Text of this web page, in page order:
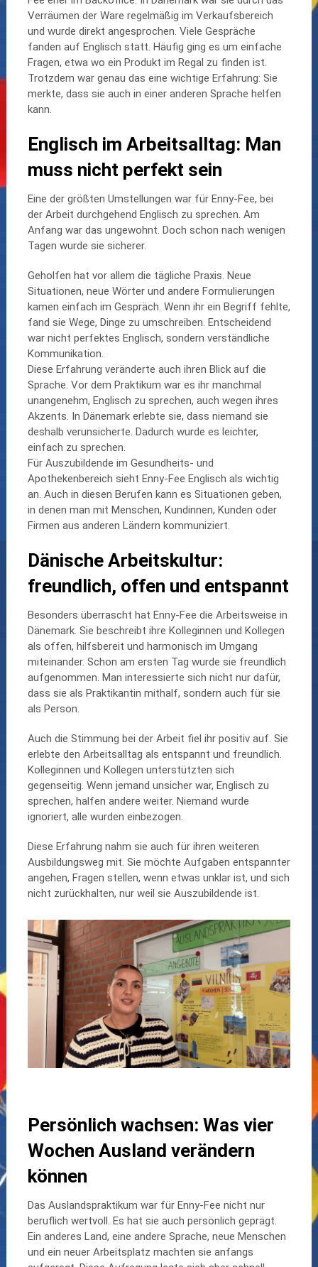
Verräumen der Ware regelmäßig im Verkaufsbereich
und wurde direkt angesprochen. Viele Gespräche
fanden auf Englisch statt. Häufig ging es um einfache
Fragen, etwa wo ein Produkt im Regal zu finden ist.
Trotzdem war genau das eine wichtige Erfahrung: Sie
merkte, dass sie auch in einer anderen Sprache helfen
kann.
Englisch im Arbeitsalltag: Man
muss nicht perfekt sein
Eine der größten Umstellungen war für Enny-Fee, bei
der Arbeit durchgehend Englisch zu sprechen. Am
Anfang war das ungewohnt. Doch schon nach wenigen
Tagen wurde sie sicherer.
Geholfen hat vor allem die tägliche Praxis. Neue
Situationen, neue Wörter und andere Formulierungen
kamen einfach im Gespräch. Wenn ihr ein Begriff fehlte,
fand sie Wege, Dinge zu umschreiben. Entscheidend
war nicht perfektes Englisch, sondern verständliche
Kommunikation.
Diese Erfahrung veränderte auch ihren Blick auf die
Sprache. Vor dem Praktikum war es ihr manchmal
unangenehm, Englisch zu sprechen, auch wegen ihres
Akzents. In Dänemark erlebte sie, dass niemand sie
deshalb verunsicherte. Dadurch wurde es leichter,
einfach zu sprechen.
Für Auszubildende im Gesundheits- und
Apothekenbereich sieht Enny-Fee Englisch als wichtig
an. Auch in diesen Berufen kann es Situationen geben,
in denen man mit Menschen, Kundinnen, Kunden oder
Firmen aus anderen Ländern kommuniziert.
Dänische Arbeitskultur:
freundlich, offen und entspannt
Besonders überrascht hat Enny-Fee die Arbeitsweise in
Dänemark. Sie beschreibt ihre Kolleginnen und Kollegen
als offen, hilfsbereit und harmonisch im Umgang
miteinander. Schon am ersten Tag wurde sie freundlich
aufgenommen. Man interessierte sich nicht nur dafür,
dass sie als Praktikantin mithalf, sondern auch für sie
als Person.
Auch die Stimmung bei der Arbeit fiel ihr positiv auf. Sie
erlebte den Arbeitsalltag als entspannt und freundlich.
Kolleginnen und Kollegen unterstützten sich
gegenseitig. Wenn jemand unsicher war, Englisch zu
sprechen, halfen andere weiter. Niemand wurde
ignoriert, alle wurden einbezogen.
Diese Erfahrung nahm sie auch für ihren weiteren
Ausbildungsweg mit. Sie möchte Aufgaben entspannter
angehen, Fragen stellen, wenn etwas unklar ist, und sich
nicht zurückhalten, nur weil sie Auszubildende ist.
Persönlich wachsen: Was vier
Wochen Ausland verändern
können
Das Auslandspraktikum war für Enny-Fee nicht nur
beruflich wertvoll. Es hat sie auch persönlich geprägt.
Ein anderes Land, eine andere Sprache, neue Menschen
und ein neuer Arbeitsplatz machten sie anfangs